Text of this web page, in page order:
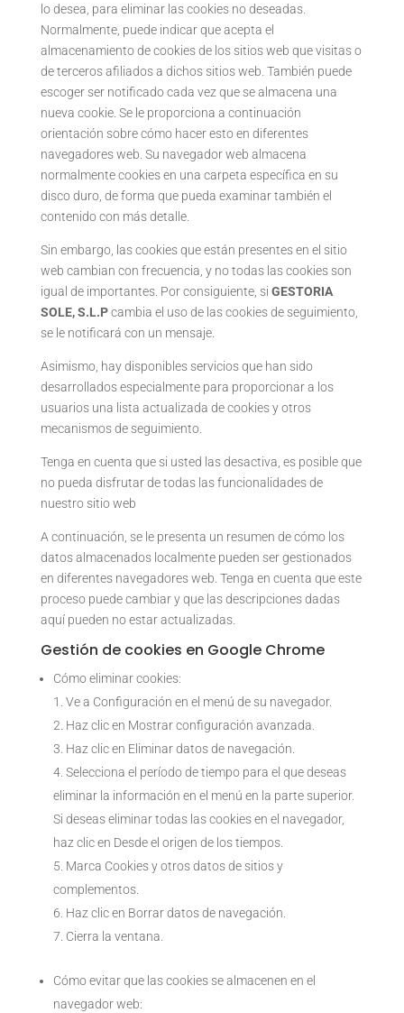
lo desea, para eliminar las cookies no deseadas.
Normalmente, puede indicar que acepta el
almacenamiento de cookies de los sitios web que visitas o
de terceros afiliados a dichos sitios web. También puede
escoger ser notificado cada vez que se almacena una
nueva cookie. Se le proporciona a continuación
orientación sobre cómo hacer esto en diferentes
navegadores web. Su navegador web almacena
normalmente cookies en una carpeta específica en su
disco duro, de forma que pueda examinar también el
contenido con más detalle.
Sin embargo, las cookies que están presentes en el sitio
web cambian con frecuencia, y no todas las cookies son
igual de importantes. Por consiguiente, si GESTORIA
SOLE, S.L.Pcambia el uso de las cookies de seguimiento,
se le notificará con un mensaje.
Asimismo, hay disponibles servicios que han sido
desarrollados especialmente para proporcionar a los
usuarios una lista actualizada de cookies y otros
mecanismos de seguimiento.
Tenga en cuenta que si usted las desactiva, es posible que
no pueda disfrutar de todas las funcionalidades de
nuestro sitio web
A continuación, se le presenta un resumen de cómo los
datos almacenados localmente pueden ser gestionados
en diferentes navegadores web. Tenga en cuenta que este
proceso puede cambiar y que las descripciones dadas
aquí pueden no estar actualizadas.
Gestión de cookies en Google Chrome
Cómo eliminar cookies:
Ve a Configuración en el menú de su navegador.
Haz clic en Mostrar configuración avanzada.
Haz clic en Eliminar datos de navegación.
Selecciona el período de tiempo para el que deseas
eliminar la información en el menú en la parte superior.
Si deseas eliminar todas las cookies en el navegador,
haz clic en Desde el origen de los tiempos.
Marca Cookies y otros datos de sitios y
complementos.
Haz clic en Borrar datos de navegación.
Cierra la ventana.
Cómo evitar que las cookies se almacenen en el
navegador web: